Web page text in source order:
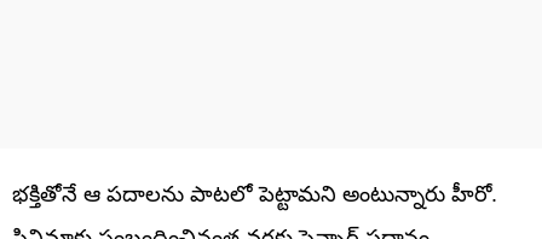
భక్తితోనే ఆ పదాలను పాటలో పెట్టామని అంటున్నారు హీరో.